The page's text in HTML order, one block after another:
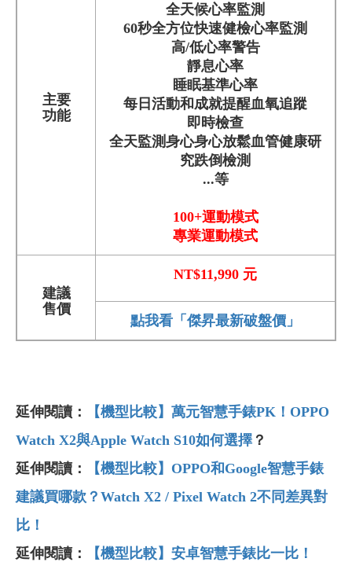
主要
功能
全天候心率監測
60秒全方位快速健檢心率監測
高/低心率警告
靜息心率
睡眠基準心率
每日活動和成就提醒血氧追蹤
即時檢查
全天監測身心身心放鬆血管健康研
究跌倒檢測
...等
100+運動模式
專業運動模式
建議
售價
NT$11,990 元
點我看「傑昇最新破盤價」
延伸閱讀：
【機型比較】萬元智慧手錶PK！OPPO
Watch X2與Apple Watch S10如何選擇 ？
延伸閱讀：
【機型比較】OPPO和Google智慧手錶
建議買哪款？Watch X2 / Pixel Watch 2不同差異對
比！
延伸閱讀：
【機型比較】安卓智慧手錶比一比！